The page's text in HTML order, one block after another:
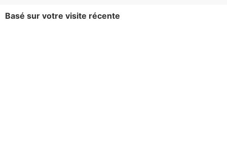
Basé sur votre visite récente